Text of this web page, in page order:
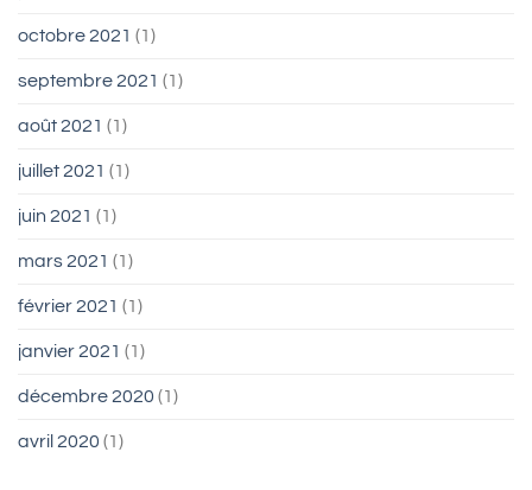
octobre 2021 (1)
septembre 2021 (1)
août 2021 (1)
juillet 2021 (1)
juin 2021 (1)
mars 2021 (1)
février 2021 (1)
janvier 2021 (1)
décembre 2020 (1)
avril 2020 (1)